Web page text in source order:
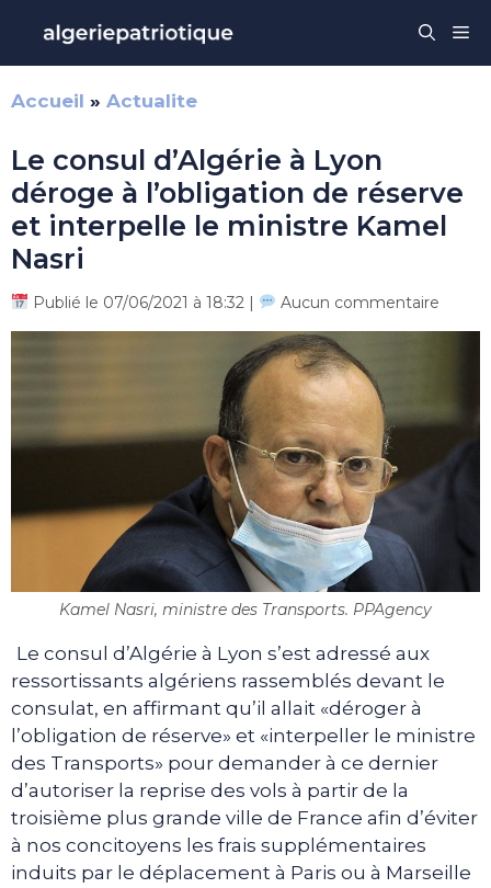
contenu
Accueil » Actualite
Le consul d’Algérie à Lyon
déroge à l’obligation de réserve
et interpelle le ministre Kamel
Nasri
Publié le 07/06/2021 à 18:32 | Aucun commentaire
Kamel Nasri, ministre des Transports. PPAgency
Le consul d’Algérie à Lyon s’est adressé aux
ressortissants algériens rassemblés devant le
consulat, en affirmant qu’il allait «déroger à
l’obligation de réserve» et «interpeller le ministre
des Transports» pour demander à ce dernier
d’autoriser la reprise des vols à partir de la
troisième plus grande ville de France afin d’éviter
à nos concitoyens les frais supplémentaires
induits par le déplacement à Paris ou à Marseille